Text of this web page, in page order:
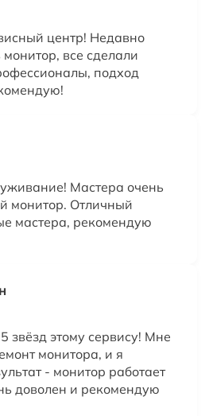
центр! Недавно
все сделали
подход
Мастера очень
монитор. Отличный
мастера, рекомендую
звёзд этому сервису! Мне
монитора, и я
- монитор работает
доволен и рекомендую